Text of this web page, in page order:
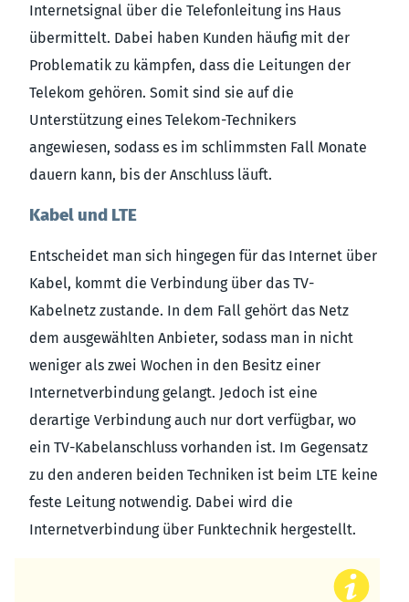
Internetsignal über die Telefonleitung ins Haus
übermittelt. Dabei haben Kunden häufig mit der
Problematik zu kämpfen, dass die Leitungen der
Telekom gehören. Somit sind sie auf die
Unterstützung eines Telekom-Technikers
angewiesen, sodass es im schlimmsten Fall Monate
dauern kann, bis der Anschluss läuft.
Kabel und LTE
Entscheidet man sich hingegen für das Internet über
Kabel, kommt die Verbindung über das TV-
Kabelnetz zustande. In dem Fall gehört das Netz
dem ausgewählten Anbieter, sodass man in nicht
weniger als zwei Wochen in den Besitz einer
Internetverbindung gelangt. Jedoch ist eine
derartige Verbindung auch nur dort verfügbar, wo
ein TV-Kabelanschluss vorhanden ist. Im Gegensatz
zu den anderen beiden Techniken ist beim LTE keine
feste Leitung notwendig. Dabei wird die
Internetverbindung über Funktechnik hergestellt.